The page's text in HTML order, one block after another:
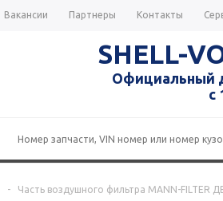
Вакансии Партнеры Контакты
SHELL-
Официальный
с
- Часть воздушного фильтра MANN-FILTER